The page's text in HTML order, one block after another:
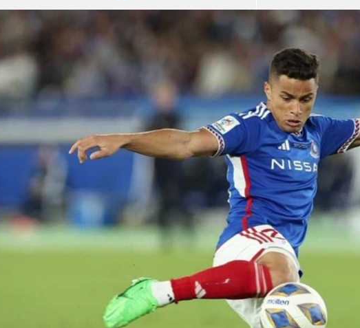
الدوري السعودي للمحترفين
دوري أبطال أوروبا
دوري أبطال إفريقيا
كل البطولات
آسيا
ركن الألعاب